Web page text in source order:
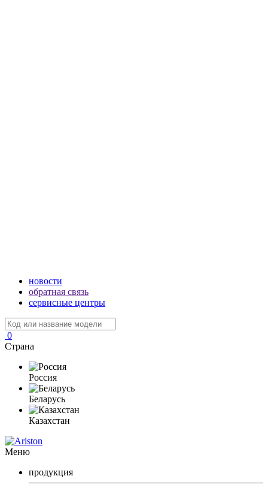
новости
обратная связь
сервисные центры
0
Страна
Россия
Беларусь
Казахстан
Меню
продукция